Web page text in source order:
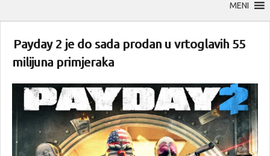
MENI
Payday 2 je do sada prodan u vrtoglavih 55
milijuna primjeraka